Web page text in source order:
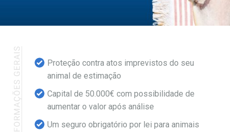
Proteção contra atos imprevistos do seu
animal de estimação
Capital de 50.000€ com possibilidade de
aumentar o valor após análise
Um seguro obrigatório por lei para animais